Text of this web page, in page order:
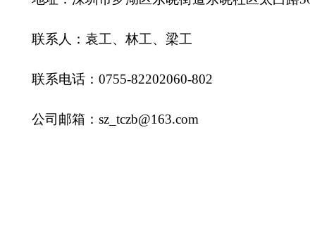
联系人：袁工、林工、梁工
联系电话：0755-82202060-802
公司邮箱：sz_tczb@163.com